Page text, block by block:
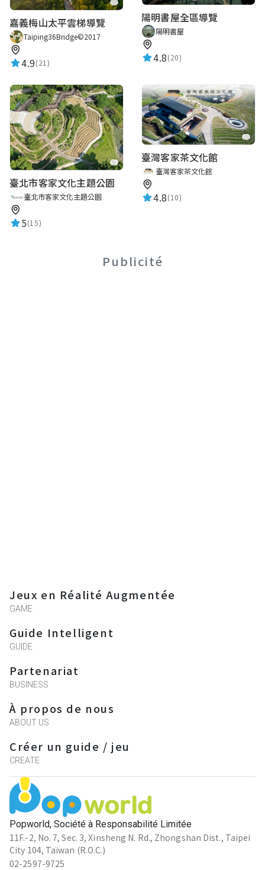
嘉義梅山太平雲梯導覽
Taiping36Bridge©2017
4.9(21)
陽明書屋全區導覽
陽明書屋
4.8(20)
臺北市客家文化主題公園
臺北市客家文化主題公園
5(15)
臺灣客家茶文化館
臺灣客家茶文化館
4.8(10)
Publicité
Popworld, Société à Responsabilité Limitée
11F.-2, No. 7, Sec. 3, Xinsheng N. Rd., Zhongshan Dist., Taipei
City 104, Taïwan (R.O.C.)
02-2597-9725
Jeux en Réalité Augmentée
GAME
Guide Intelligent
GUIDE
Partenariat
BUSINESS
À propos de nous
ABOUT US
Créer un guide / jeu
CREATE